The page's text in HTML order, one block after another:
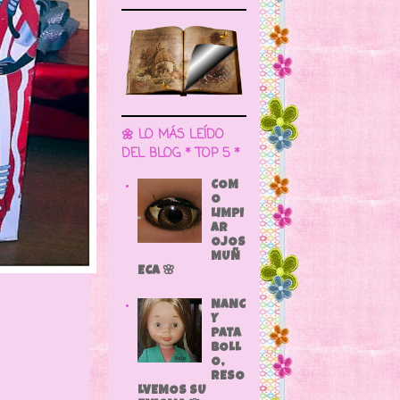
🌼 LO MÁS LEÍDO
DEL BLOG * TOP 5 *
COM
O
LIMPI
AR
OJOS
MUÑ
ECA 🌸
NANC
Y
PATA
BOLL
O,
RESO
LVEMOS SU